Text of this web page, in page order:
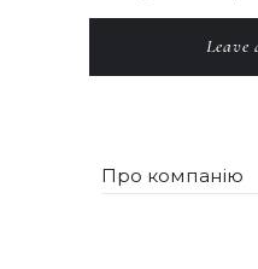
Про компанію